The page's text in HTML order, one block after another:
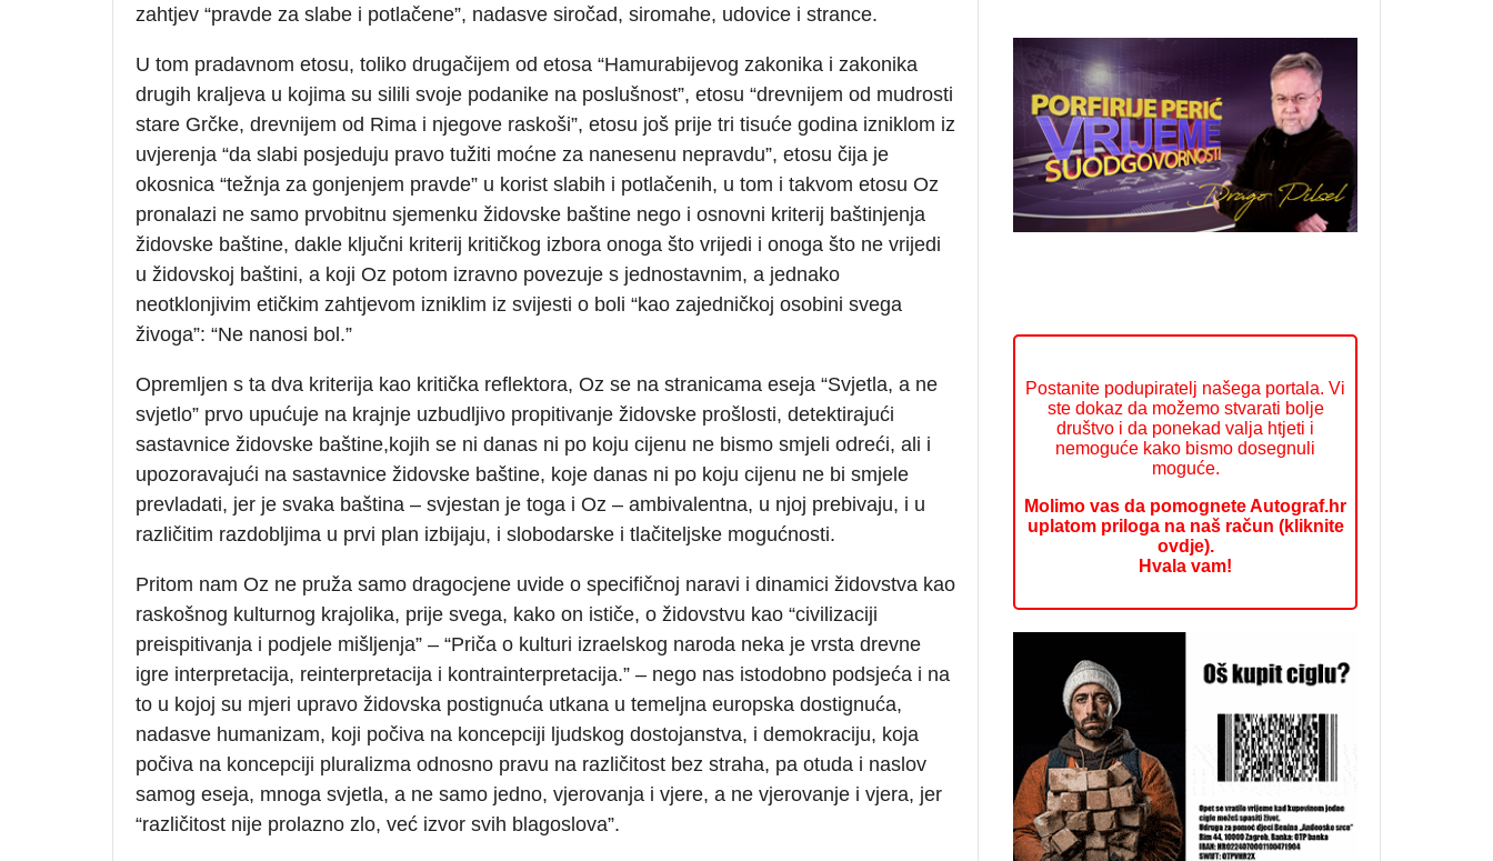
zahtjev “pravde za slabe i potlačene”, nadasve siročad, siromahe, udovice i strance.
U tom pradavnom etosu, toliko drugačijem od etosa “Hamurabijevog zakonika i zakonika
drugih kraljeva u kojima su silili svoje podanike na poslušnost”, etosu “drevnijem od mudrosti
stare Grčke, drevnijem od Rima i njegove raskoši”, etosu još prije tri tisuće godina izniklom iz
uvjerenja “da slabi posjeduju pravo tužiti moćne za nanesenu nepravdu”, etosu čija je
okosnica “težnja za gonjenjem pravde” u korist slabih i potlačenih, u tom i takvom etosu Oz
pronalazi ne samo prvobitnu sjemenku židovske baštine nego i osnovni kriterij baštinjenja
židovske baštine, dakle ključni kriterij kritičkog izbora onoga što vrijedi i onoga što ne vrijedi
u židovskoj baštini, a koji Oz potom izravno povezuje s jednostavnim, a jednako
neotklonjivim etičkim zahtjevom izniklim iz svijesti o boli “kao zajedničkoj osobini svega
živoga”: “Ne nanosi bol.”
Opremljen s ta dva kriterija kao kritička reflektora, Oz se na stranicama eseja “Svjetla, a ne
svjetlo” prvo upućuje na krajnje uzbudljivo propitivanje židovske prošlosti, detektirajući
sastavnice židovske baštine,kojih se ni danas ni po koju cijenu ne bismo smjeli odreći, ali i
upozoravajući na sastavnice židovske baštine, koje danas ni po koju cijenu ne bi smjele
prevladati, jer je svaka baština – svjestan je toga i Oz – ambivalentna, u njoj prebivaju, i u
različitim razdobljima u prvi plan izbijaju, i slobodarske i tlačiteljske mogućnosti.
Pritom nam Oz ne pruža samo dragocjene uvide o specifičnoj naravi i dinamici židovstva kao
raskošnog kulturnog krajolika, prije svega, kako on ističe, o židovstvu kao “civilizaciji
preispitivanja i podjele mišljenja” – “Priča o kulturi izraelskog naroda neka je vrsta drevne
igre interpretacija, reinterpretacija i kontrainterpretacija.” – nego nas istodobno podsjeća i na
to u kojoj su mjeri upravo židovska postignuća utkana u temeljna europska dostignuća,
nadasve humanizam, koji počiva na koncepciji ljudskog dostojanstva, i demokraciju, koja
počiva na koncepciji pluralizma odnosno pravu na različitost bez straha, pa otuda i naslov
samog eseja, mnoga svjetla, a ne samo jedno, vjerovanja i vjere, a ne vjerovanje i vjera, jer
“različitost nije prolazno zlo, već izvor svih blagoslova”.
Postanite podupiratelj našega portala. Vi
ste dokaz da možemo stvarati bolje
društvo i da ponekad valja htjeti i
nemoguće kako bismo dosegnuli
moguće.
Molimo vas da pomognete Autograf.hr
uplatom priloga na naš račun (kliknite
ovdje).
Hvala vam!